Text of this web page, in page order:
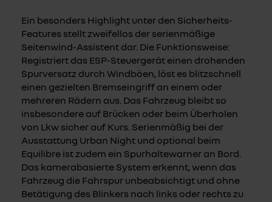
Ein besonders Highlight unter den Sicherheits-
Features stellt zweifellos der serienmäßige
Seitenwind-Assistent dar. Die Funktionsweise:
Registriert das ESP-Steuergerät einen drohenden
Spurversatz durch Windböen, löst es blitzschnell
einen gezielten Bremseingriff an einem oder
mehreren Rädern aus. Das Fahrzeug bleibt so
insbesondere auf Brücken oder beim Überholen
von Lkw sicher auf Kurs. Serienmäßig bei der
Ausstattung Urban Night und optional beim
Equilibre ist zudem ein Spurhaltewarner an Bord.
Das kamerabasierte System erkennt, wenn das
Fahrzeug die Fahrspur unbeabsichtigt und ohne
Betätigung des Blinkers nach links oder rechts zu